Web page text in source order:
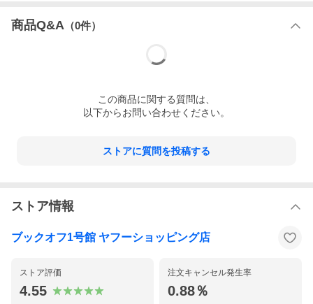
商品Q&A （0件）
この商品に関する質問は、
以下からお問い合わせください。
ストアに質問を投稿する
ストア情報
ブックオフ1号館 ヤフーショッピング店
ストア評価
4.55
注文キャンセル発生率
0.88％